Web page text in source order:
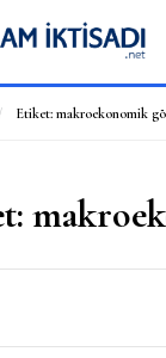
/ Etiket: makroekonomik